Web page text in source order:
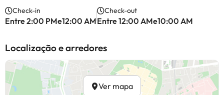
Check-in
Entre 2:00 PMe12:00 AM
Check-out
Entre 12:00 AMe10:00 AM
Localização e arredores
Ver mapa